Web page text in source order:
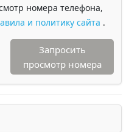
номера телефона,
и политику сайта .
Запросить
просмотр номера